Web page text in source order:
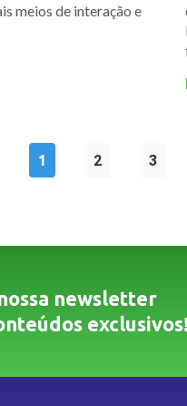
meios de interação e
1 2 3
newsletter
exclusivos!